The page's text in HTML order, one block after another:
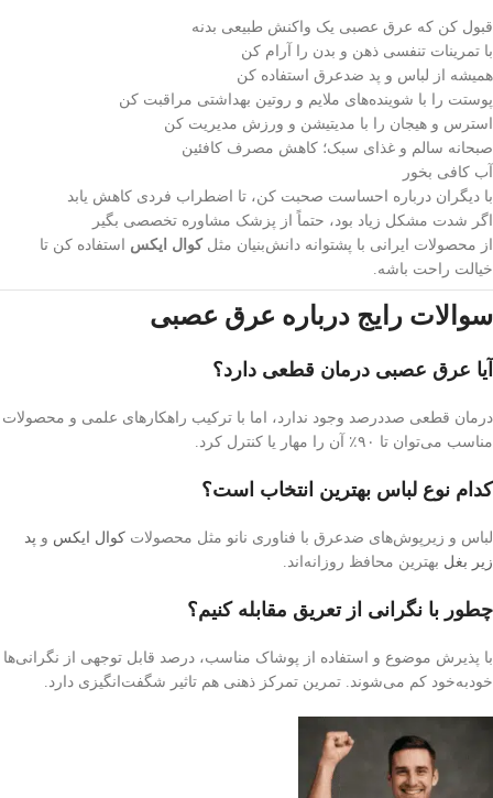
قبول کن که عرق عصبی یک واکنش طبیعی بدنه
با تمرینات تنفسی ذهن و بدن را آرام کن
همیشه از لباس و پد ضدعرق استفاده کن
پوستت را با شوینده‌های ملایم و روتین بهداشتی مراقبت کن
استرس و هیجان را با مدیتیشن و ورزش مدیریت کن
صبحانه سالم و غذای سبک؛ کاهش مصرف کافئین
آب کافی بخور
با دیگران درباره احساست صحبت کن، تا اضطراب فردی کاهش یابد
اگر شدت مشکل زیاد بود، حتماً از پزشک مشاوره تخصصی بگیر
از محصولات ایرانی با پشتوانه دانش‌بنیان مثل کوال ایکس استفاده کن تا
خیالت راحت باشه.
سوالات رایج درباره عرق عصبی
آیا عرق عصبی درمان قطعی دارد؟
درمان قطعی صددرصد وجود ندارد، اما با ترکیب راهکارهای علمی و محصولات
مناسب می‌توان تا ۹۰٪ آن را مهار یا کنترل کرد.
کدام نوع لباس بهترین انتخاب است؟
لباس و زیرپوش‌های ضدعرق با فناوری نانو مثل محصولات کوال ایکس و پد
زیر بغل بهترین محافظ روزانه‌اند.
چطور با نگرانی از تعریق مقابله کنیم؟
با پذیرش موضوع و استفاده از پوشاک مناسب، درصد قابل توجهی از نگرانی‌ها
خودبه‌خود کم می‌شوند. تمرین تمرکز ذهنی هم تاثیر شگفت‌انگیزی دارد.